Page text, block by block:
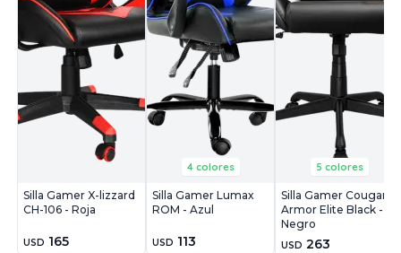
Silla Gamer X-lizzard
CH-106 - Roja
USD 165
4 colores
Silla Gamer Lumax
ROM - Azul
USD 113
5 colores
Silla Gamer Cougar
Armor Elite Black -
Negro
USD 263